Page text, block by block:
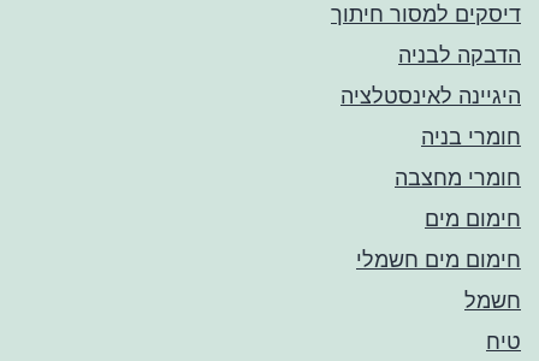
דיסקים למסור חיתוך
הדבקה לבניה
היגיינה לאינסטלציה
חומרי בניה
חומרי מחצבה
חימום מים
חימום מים חשמלי
חשמל
טיח